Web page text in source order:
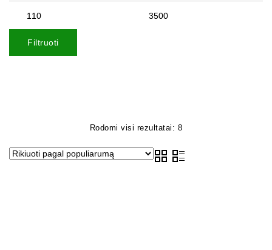
Rodomi visi rezultatai: 8
Filtruoti